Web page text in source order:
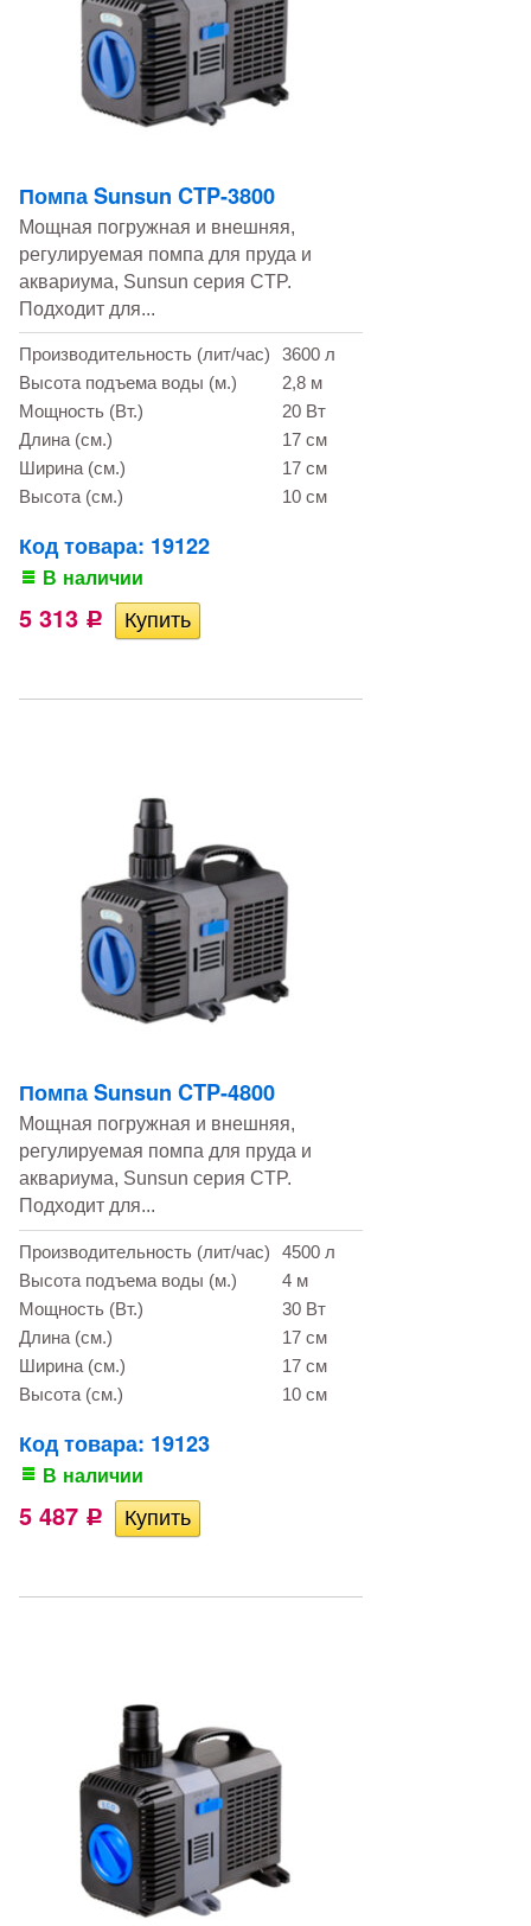
Помпа Sunsun CTP-3800
Мощная погружная и внешняя,
регулируемая помпа для пруда и
аквариума, Sunsun серия CTP.
Подходит для...
Производительность (лит/час)
3600 л
Высота подъема воды (м.)
2,8 м
Мощность (Вт.)
20 Вт
Длина (см.)
17 см
Ширина (см.)
17 см
Высота (см.)
10 см
Код товара: 19122
В наличии
5 313 Р
Помпа Sunsun CTP-4800
Мощная погружная и внешняя,
регулируемая помпа для пруда и
аквариума, Sunsun серия CTP.
Подходит для...
Производительность (лит/час)
4500 л
Высота подъема воды (м.)
4 м
Мощность (Вт.)
30 Вт
Длина (см.)
17 см
Ширина (см.)
17 см
Высота (см.)
10 см
Код товара: 19123
В наличии
5 487 Р